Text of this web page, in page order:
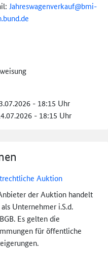
Jahreswagenverkauf@bmi-
- 18:15 Uhr
- 18:15 Uhr
Auktion
der Auktion handelt
Unternehmer i.S.d.
Es gelten die
für öffentliche